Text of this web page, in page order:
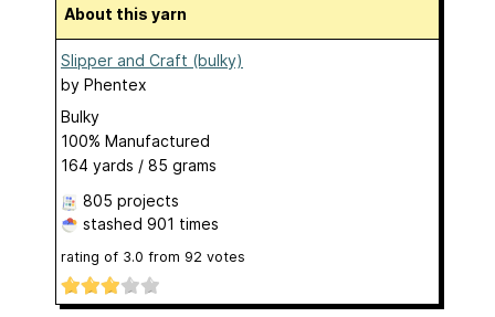
About this yarn
Slipper and Craft (bulky)
by Phentex
Bulky
100% Manufactured
164 yards / 85 grams
805 projects
stashed 901 times
rating of 3.0 from 92 votes